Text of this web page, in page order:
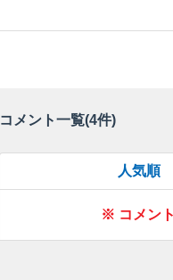
コメント一覧(4件)
人気順
※ コメン